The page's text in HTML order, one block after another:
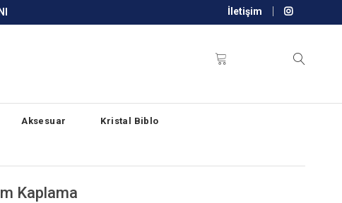
İletişim
Aksesuar Kristal Biblo
Kaplama